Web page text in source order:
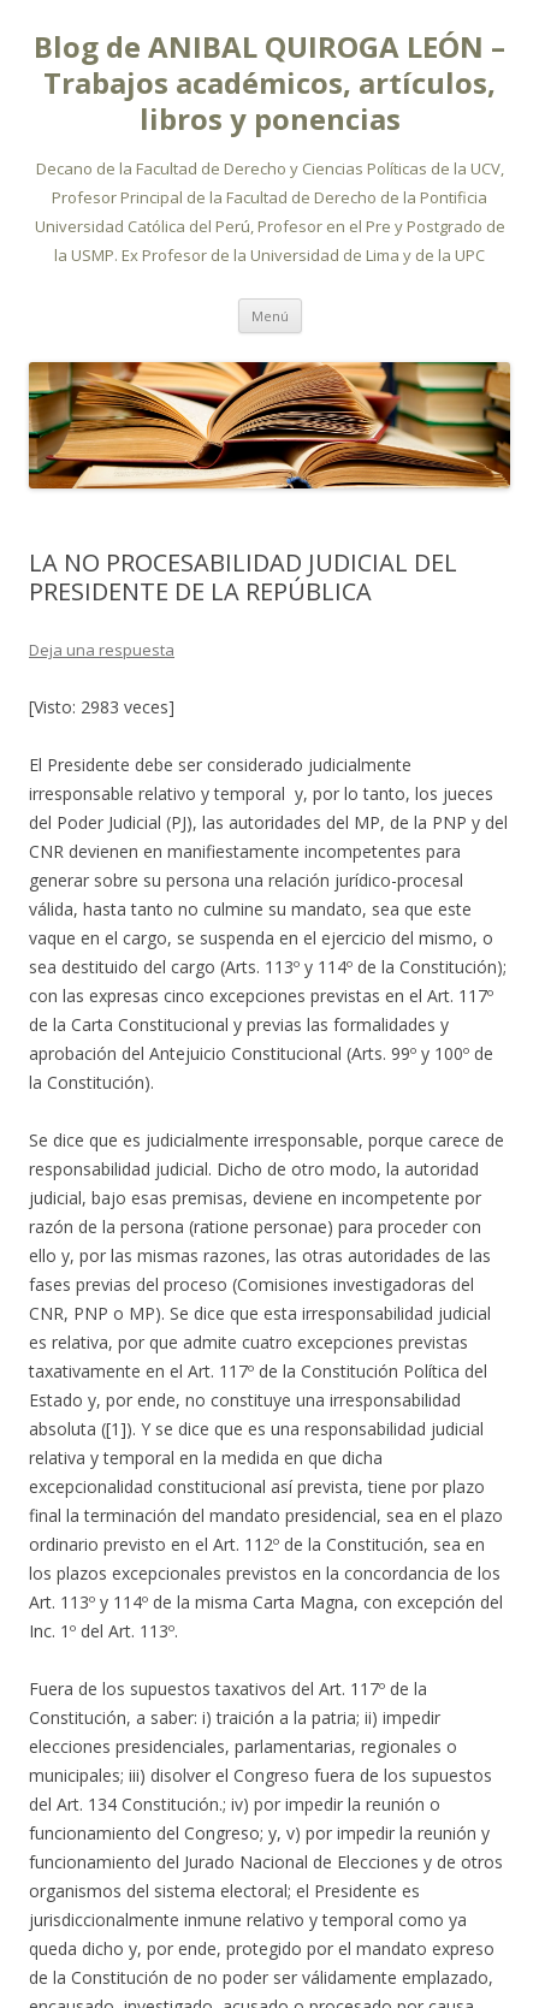
Blog de ANIBAL QUIROGA LEÓN –
Trabajos académicos, artículos,
libros y ponencias
Decano de la Facultad de Derecho y Ciencias Políticas de la UCV,
Profesor Principal de la Facultad de Derecho de la Pontificia
Universidad Católica del Perú, Profesor en el Pre y Postgrado de
la USMP. Ex Profesor de la Universidad de Lima y de la UPC
Menú Ir
contenido
LA NO PROCESABILIDAD JUDICIAL DEL
PRESIDENTE DE LA REPÚBLICA
Deja una respuesta
[Visto: 2983 veces]
El Presidente debe ser considerado judicialmente
irresponsable relativo y temporal y, por lo tanto, los jueces
del Poder Judicial (PJ), las autoridades del MP, de la PNP y del
CNR devienen en manifiestamente incompetentes para
generar sobre su persona una relación jurídico-procesal
válida, hasta tanto no culmine su mandato, sea que este
vaque en el cargo, se suspenda en el ejercicio del mismo, o
sea destituido del cargo (Arts. 113º y 114º de la Constitución);
con las expresas cinco excepciones previstas en el Art. 117º
de la Carta Constitucional y previas las formalidades y
aprobación del Antejuicio Constitucional (Arts. 99º y 100º de
la Constitución).
Se dice que es judicialmente irresponsable, porque carece de
responsabilidad judicial. Dicho de otro modo, la autoridad
judicial, bajo esas premisas, deviene en incompetente por
razón de la persona (ratione personae) para proceder con
ello y, por las mismas razones, las otras autoridades de las
fases previas del proceso (Comisiones investigadoras del
CNR, PNP o MP). Se dice que esta irresponsabilidad judicial
es relativa, por que admite cuatro excepciones previstas
taxativamente en el Art. 117º de la Constitución Política del
Estado y, por ende, no constituye una irresponsabilidad
absoluta ([1]). Y se dice que es una responsabilidad judicial
relativa y temporal en la medida en que dicha
excepcionalidad constitucional así prevista, tiene por plazo
final la terminación del mandato presidencial, sea en el plazo
ordinario previsto en el Art. 112º de la Constitución, sea en
los plazos excepcionales previstos en la concordancia de los
Art. 113º y 114º de la misma Carta Magna, con excepción del
Inc. 1º del Art. 113º.
Fuera de los supuestos taxativos del Art. 117º de la
Constitución, a saber: i) traición a la patria; ii) impedir
elecciones presidenciales, parlamentarias, regionales o
municipales; iii) disolver el Congreso fuera de los supuestos
del Art. 134 Constitución.; iv) por impedir la reunión o
funcionamiento del Congreso; y, v) por impedir la reunión y
funcionamiento del Jurado Nacional de Elecciones y de otros
organismos del sistema electoral; el Presidente es
jurisdiccionalmente inmune relativo y temporal como ya
queda dicho y, por ende, protegido por el mandato expreso
de la Constitución de no poder ser válidamente emplazado,